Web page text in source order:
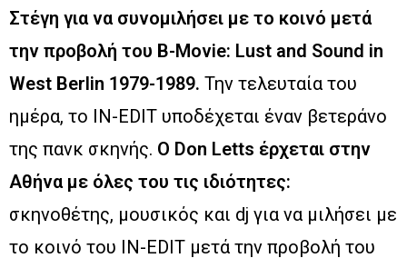
Στέγη για να συνομιλήσει με το κοινό μετά
την προβολή του B-Movie: Lust and Sound in
West Berlin 1979-1989. Την τελευταία του
ημέρα, το IN-EDIT υποδέχεται έναν βετεράνο
της πανκ σκηνής. Ο Don Letts έρχεται στην
Αθήνα με όλες του τις ιδιότητες:
σκηνοθέτης, μουσικός και dj για να μιλήσει με
το κοινό του IN-EDIT μετά την προβολή του